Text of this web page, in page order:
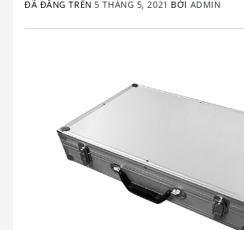
ĐÃ ĐĂNG TRÊN5 THÁNG 5, 2021 BỞI ADMIN